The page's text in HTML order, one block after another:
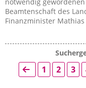
Beamtenschaft des
Finanzminister
1 2 3